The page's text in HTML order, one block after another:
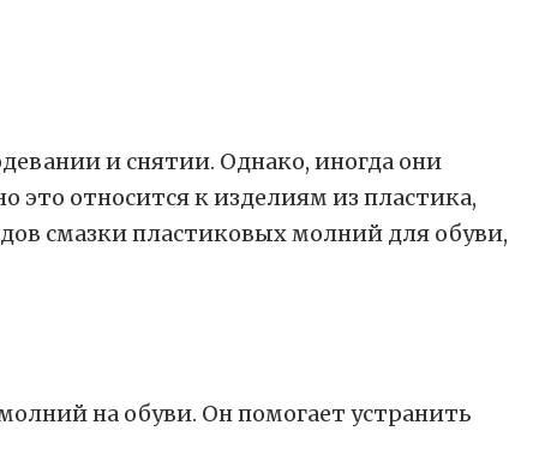
и снятии. Однако, иногда они
относится к изделиям из пластика,
смазки пластиковых молний для обуви,
на обуви. Он помогает устранить